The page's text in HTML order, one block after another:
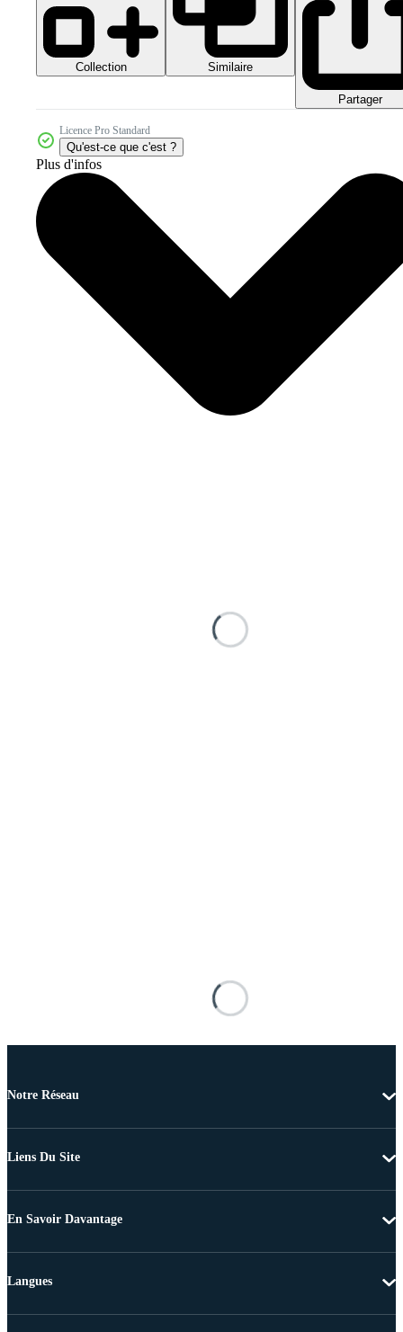
Collection Similaire
Partager
Licence Pro Standard
Qu'est-ce que c'est ?
Plus d'infos
Notre Réseau
Liens Du Site
En Savoir Davantage
Langues